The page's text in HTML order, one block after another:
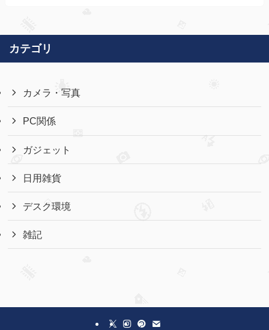
カテゴリ
カメラ・写真
PC関係
ガジェット
日用雑貨
デスク環境
雑記